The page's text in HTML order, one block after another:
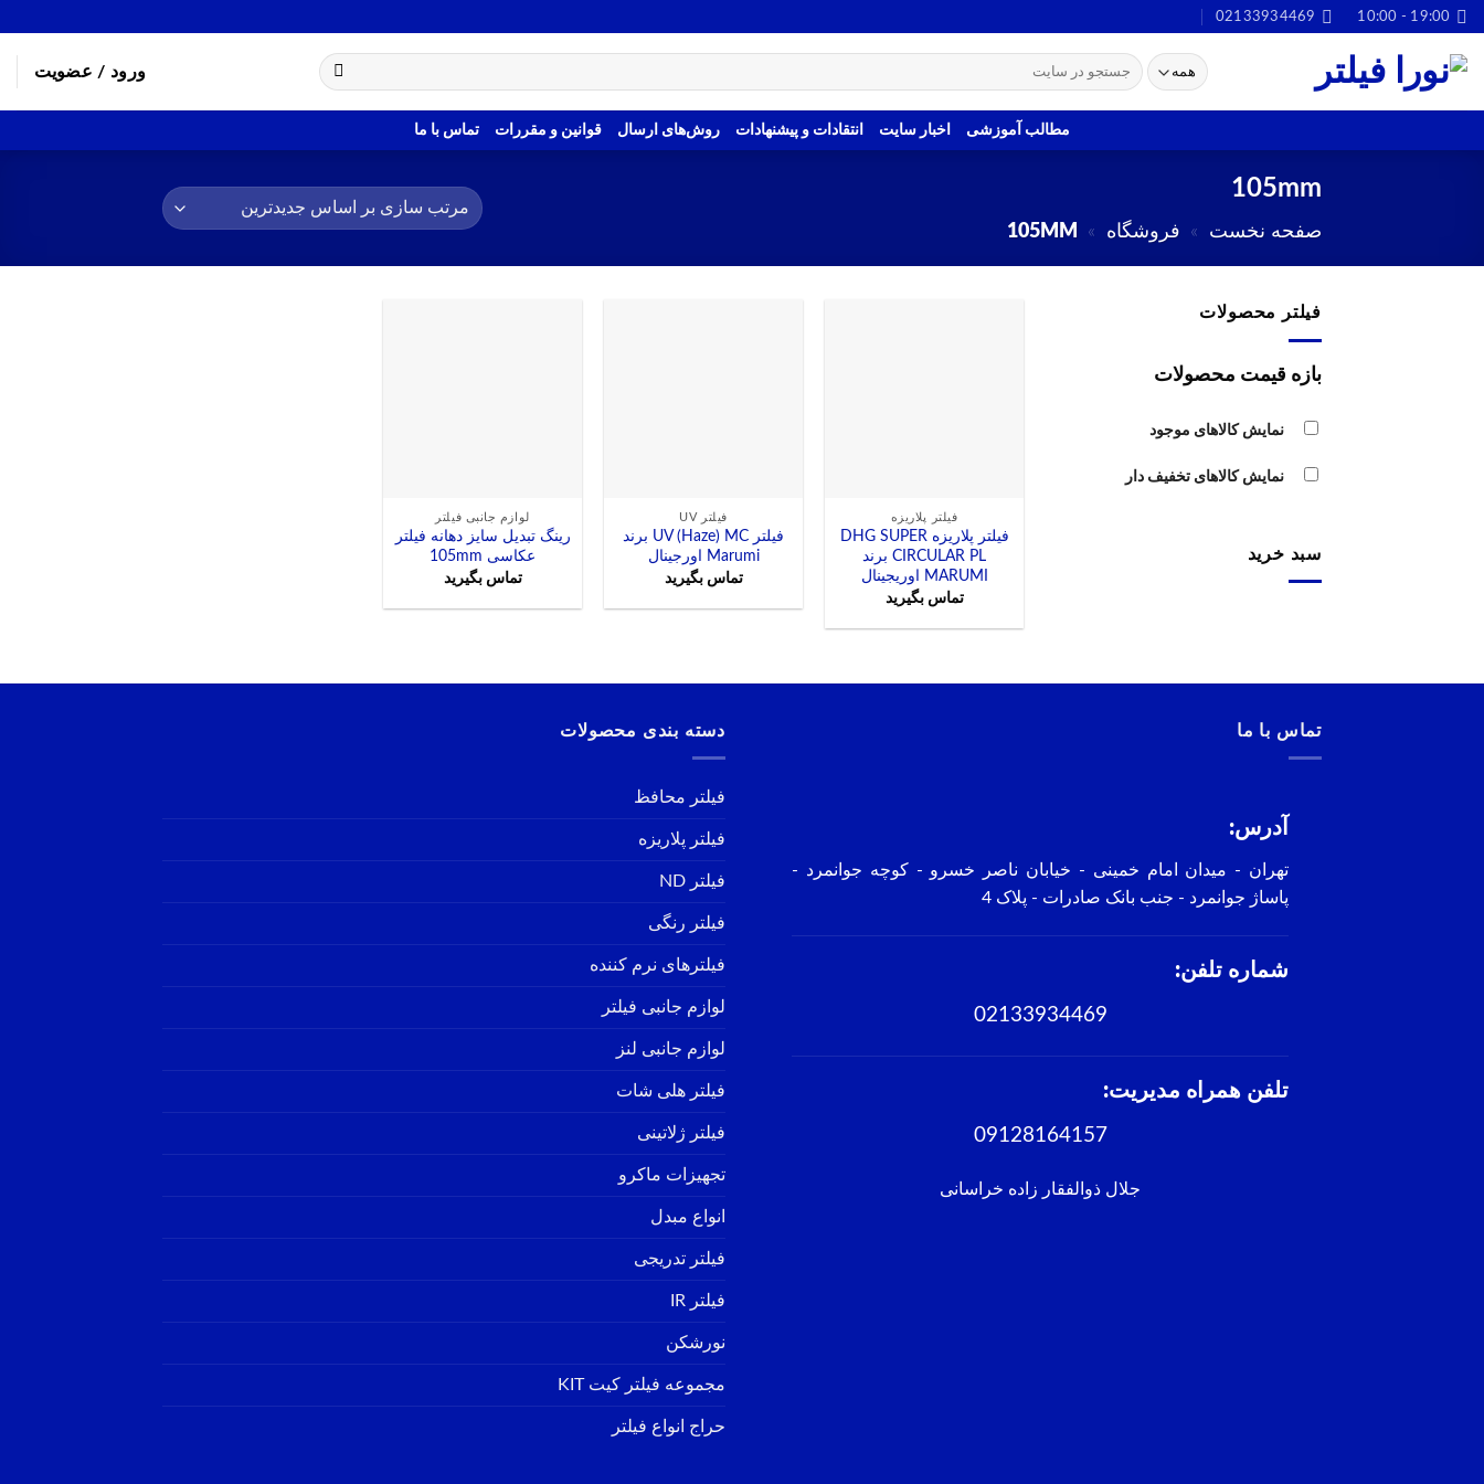
Skip
content
19:00 - 10:00
02133934469
جستجو
برای:
ورود / عضویت
مطالب آموزشی اخبار سایت انتقادات و پیشنهادات روش‌های ارسال قوانین و مقررات تماس با ما
105mm
صفحه نخست » فروشگاه »
105MM
فیلتر محصولات
بازه قیمت محصولات
نمایش کالاهای موجود
نمایش کالاهای تخفیف دار
سبد خرید
فیلتر پلاریزه
فیلتر پلاریزه DHG SUPER
CIRCULAR PL برند
MARUMI اوریجینال
تماس بگیرید
فیلتر UV
فیلتر UV (Haze) MC برند
Marumi اورجینال
تماس بگیرید
لوازم جانبی فیلتر
رینگ تبدیل سایز دهانه فیلتر
عکاسی 105mm
تماس بگیرید
تماس با ما
آدرس:
تهران - میدان امام خمینی - خیابان ناصر خسرو - کوچه جوانمرد -
پاساژ جوانمرد - جنب بانک صادرات - پلاک 4
شماره تلفن:
02133934469
تلفن همراه مدیریت:
09128164157
جلال ذوالفقار زاده خراسانی
دسته بندی محصولات
فیلتر محافظ
فیلتر پلاریزه
فیلتر ND
فیلتر رنگی
فیلترهای نرم کننده
لوازم جانبی فیلتر
لوازم جانبی لنز
فیلتر هلی شات
فیلتر ژلاتینی
تجهیزات ماکرو
انواع مبدل
فیلتر تدریجی
فیلتر IR
نورشکن
مجموعه فیلتر کیت KIT
حراج انواع فیلتر